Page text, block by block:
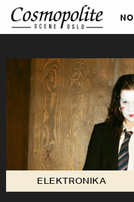
Hopp til hovedinnhold
NO
ELEKTRONIKA